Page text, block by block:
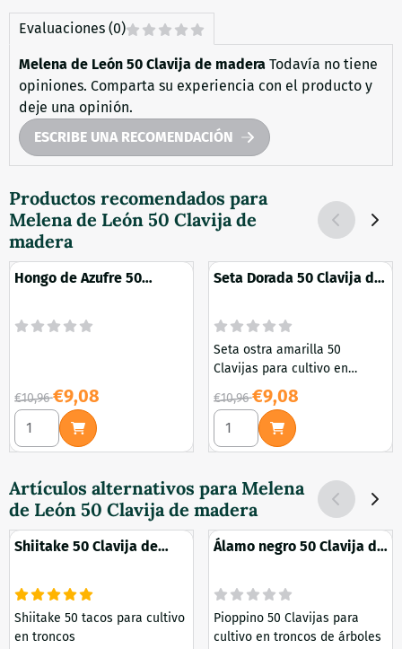
Evaluaciones (0)
Melena de León 50 Clavija de madera Todavía no tiene
opiniones. Comparta su experiencia con el producto y
deje una opinión.
ESCRIBE UNA RECOMENDACIÓN
Productos recomendados para
Melena de León 50 Clavija de
madera
Hongo de Azufre 50
Por 10,96 para 9,08
€10,96€9,08
Seleccionar cantidad para Hongo de Azufre 50 Clavija de
Seta Dorada 50 Clavija de
Seta ostra amarilla 50
Clavijas para cultivo en
troncos y tocones
Por 10,96 para 9,08
€10,96€9,08
Seleccionar cantidad para
Artículos alternativos para Melena
de León 50 Clavija de madera
Shiitake 50 Clavija de
Shiitake 50 tacos para cultivo
en troncos
Álamo negro 50 Clavija de
Pioppino 50 Clavijas para
cultivo en troncos de árboles